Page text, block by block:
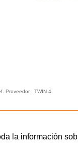
Proveedor : TWIN 4
la información